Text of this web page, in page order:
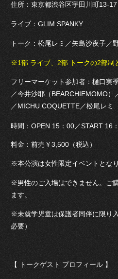
住所：東京都渋谷区宇田川町13-
ライブ：GLIM SPANKY
トーク：松尾レミ／矢島沙夜子／
※1部 ライブ、2部 トークの2部制
フリーマーケット参加者：樋口実
／今井沙耶（BEARCHIEMOMO
／MICHU COQUETTE／松尾レミ
時間：OPEN 15：00／START 16
料金：前売￥3,500（税込）
※本公演は女性限定イベントとなり
※男性のご入場はできません。ご
ます。
※未就学児童は保護者同伴に限り
必要）
【 トークゲスト プロフィール 】